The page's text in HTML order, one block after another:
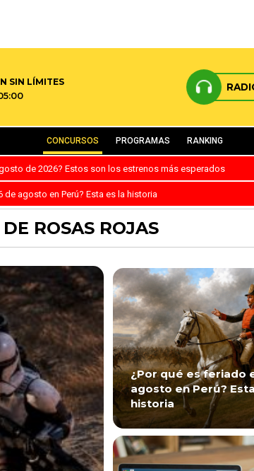
SIN LÍMITES
CONCURSOS PROGRAMAS RANKING
de 2026? Estos son los estrenos más esperados
de agosto en Perú? Esta es la historia
ROSAS ROJAS
¿Por qué es feriado
agosto en Perú?
historia